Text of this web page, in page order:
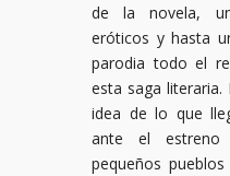
de la novela,
eróticos y hasta
parodia todo el
esta saga literaria.
idea de lo que
ante el
pequeños